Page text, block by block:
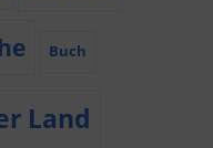
Buch
Land